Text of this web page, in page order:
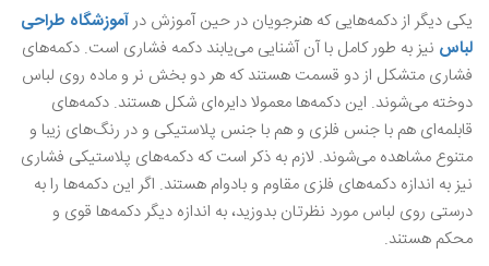
یکی دیگر از دکمه‌هایی که هنرجویان در حین آموزش درآموزشگاه طراحی
لباس نیز به طور کامل با آن آشنایی می‌یابند دکمه فشاری است. دکمه‌های
فشاری متشکل از دو قسمت هستند که هر دو بخش نر و ماده روی لباس
دوخته می‌شوند. این دکمه‌ها معمولا دایره‌ای شکل هستند. دکمه‌های
قابلمه‌ای هم با جنس فلزی و هم با جنس پلاستیکی و در رنگ‌های زیبا و
متنوع مشاهده می‌شوند. لازم به ذکر است که دکمه‌های پلاستیکی فشاری
نیز به اندازه دکمه‌های فلزی مقاوم و بادوام هستند. اگر این دکمه‌ها را به
درستی روی لباس مورد نظرتان بدوزید، به اندازه دیگر دکمه‌ها قوی و
محکم هستند.